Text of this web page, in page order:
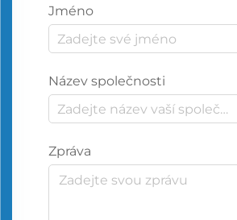
Jméno
Název společnosti
Zpráva